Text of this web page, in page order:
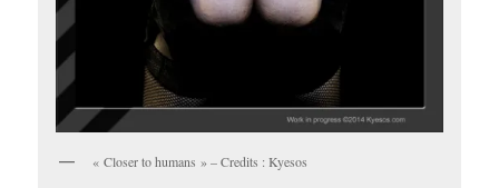
« Closer to humans » – Credits : Kyesos